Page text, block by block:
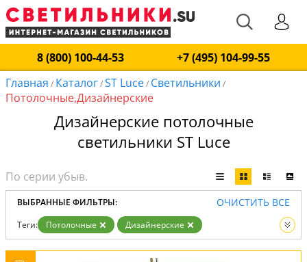
8 (800) 100-44-53
+7 (495) 104-99-55
Главная / Каталог/ST Luce/ Светильники /
Потолочные,Дизайнерские
Дизайнерские потолочные
светильники ST Luce
ВЫБРАННЫЕ ФИЛЬТРЫ: ОЧИСТИТЬ ВСЕ
Теги: Потолочные
Дизайнерские
Производитель:
ST Luce Вид: Светильники